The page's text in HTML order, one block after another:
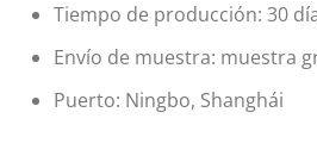
Tiempo de producción: 30
Envío de muestra: muestra
Puerto: Ningbo, Shanghái